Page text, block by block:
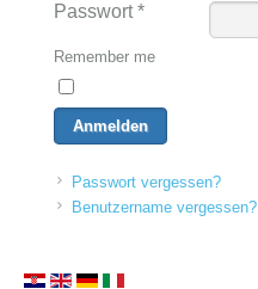
Passwort*
Remember me
Anmelden
Passwort vergessen?
Benutzername vergessen?